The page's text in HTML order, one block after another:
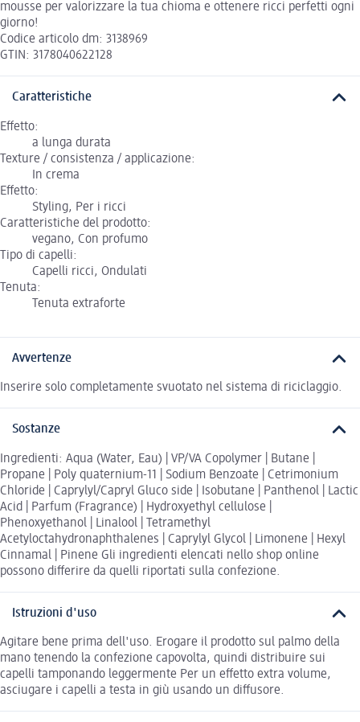
mousse per valorizzare la tua chioma e ottenere ricci perfetti ogni
giorno!
Codice articolo dm: 3138969
GTIN: 3178040622128
Caratteristiche
Effetto:
a lunga durata
Texture / consistenza / applicazione:
In crema
Effetto:
Styling, Per i ricci
Caratteristiche del prodotto:
vegano, Con profumo
Tipo di capelli:
Capelli ricci, Ondulati
Tenuta:
Tenuta extraforte
Avvertenze
Inserire solo completamente svuotato nel sistema di riciclaggio.
Sostanze
Ingredienti: Aqua (Water, Eau) | VP/VA Copolymer | Butane |
Propane | Poly quaternium-11 | Sodium Benzoate | Cetrimonium
Chloride | Caprylyl/Capryl Gluco side | Isobutane | Panthenol | Lactic
Acid | Parfum (Fragrance) | Hydroxyethyl cellulose |
Phenoxyethanol | Linalool | Tetramethyl
Acetyloctahydronaphthalenes | Caprylyl Glycol | Limonene | Hexyl
Cinnamal | Pinene Gli ingredienti elencati nello shop online
possono differire da quelli riportati sulla confezione.
Istruzioni d'uso
Agitare bene prima dell'uso. Erogare il prodotto sul palmo della
mano tenendo la confezione capovolta, quindi distribuire sui
capelli tamponando leggermente Per un effetto extra volume,
asciugare i capelli a testa in giù usando un diffusore.